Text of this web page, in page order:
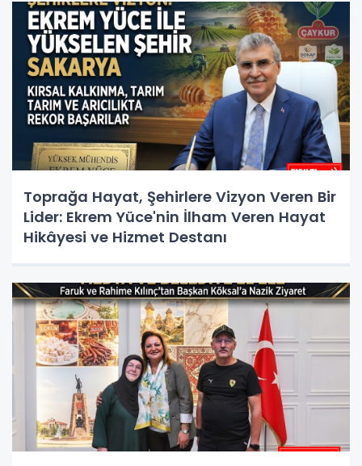
Toprağa Hayat, Şehirlere Vizyon Veren Bir
Lider: Ekrem Yüce'nin İlham Veren Hayat
Hikâyesi ve Hizmet Destanı